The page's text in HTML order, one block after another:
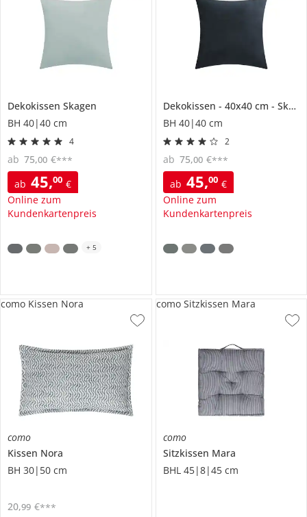
Dekokissen Skagen
BH 40|40 cm
4
ab 45,00 €
Online zum
Kundenkartenpreis
ab 75,00 €***
+ 5
Dekokissen 40x40 cm
Skagen
BH 40|40 cm
2
ab 45,00 €
Online zum
Kundenkartenpreis
ab 75,00 €***
como
Kissen Nora
BH 30|50 cm
20,99 €***
como Kissen Nora
como
Sitzkissen Mara
BHL 45|8|45 cm
como Sitzkissen Mara